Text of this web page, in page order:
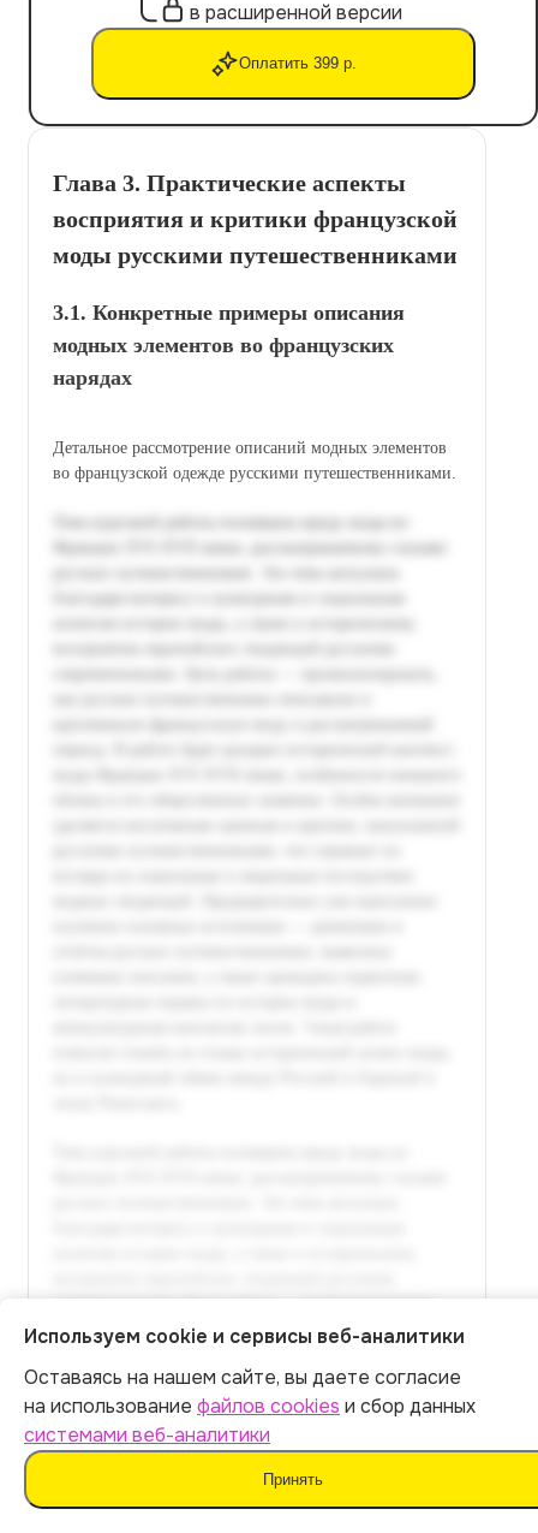
в расширенной версии
Оплатить 399 р.
Глава 3. Практические аспекты
восприятия и критики французской
моды русскими путешественниками
3.1. Конкретные примеры описания
модных элементов во французских
нарядах
Детальное рассмотрение описаний модных элементов
во французской одежде русскими путешественниками.
Итог:399р.
Оплатить
Используем cookie и сервисы веб-аналитики
Оставаясь на нашем сайте, вы даете согласие
на использование файлов cookies и сбор данных
системами веб-аналитики
Принять